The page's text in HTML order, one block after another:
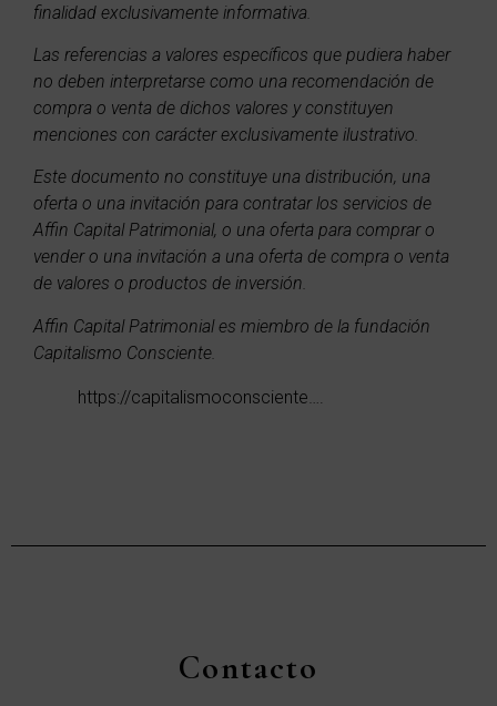
finalidad exclusivamente informativa.
Las referencias a valores específicos que pudiera haber
no deben interpretarse como una recomendación de
compra o venta de dichos valores y constituyen
menciones con carácter exclusivamente ilustrativo.
Este documento no constituye una distribución, una
oferta o una invitación para contratar los servicios de
Affin Capital Patrimonial, o una oferta para comprar o
vender o una invitación a una oferta de compra o venta
de valores o productos de inversión.
Affin Capital Patrimonial es miembro de la fundación
Capitalismo Consciente.
https://capitalismoconsciente….
Contacto